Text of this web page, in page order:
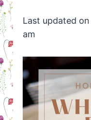
Last updated
am